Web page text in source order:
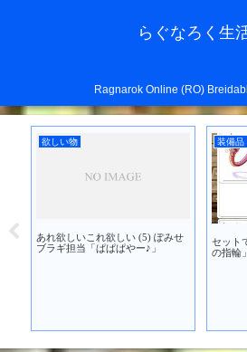
らぐなろく生
Ragnarok Online (RO)
欲しい物
あれ欲しいこれ欲しい (5) ぽみせ
ブラギ担当「ぱぱぱやー♪」
装備品
セット
の指輪